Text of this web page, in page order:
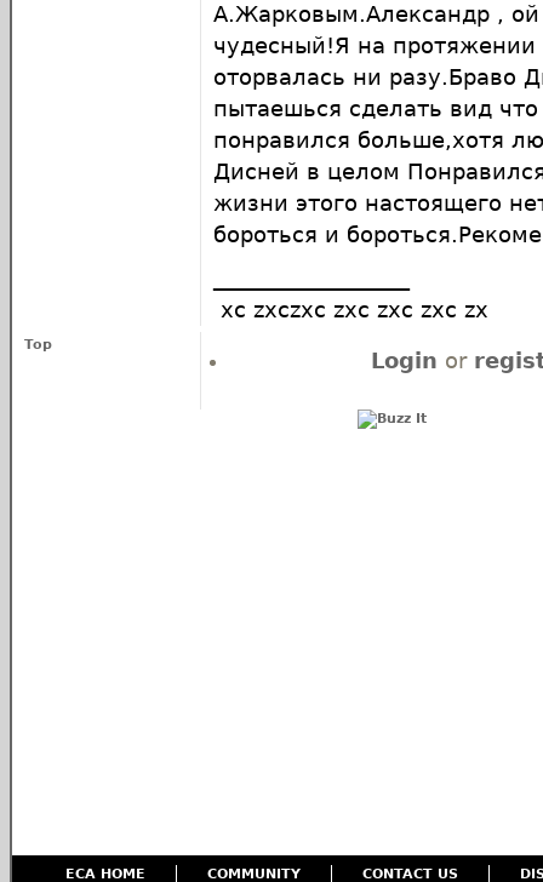
А.Жарковым.Александр ,
чудесный!Я на протяжении
оторвалась ни разу.Браво
пытаешься сделать вид
понравился больше,хотя
Дисней в целом
жизни этого настоящего
бороться и
xc zxczxc zxc zxc zxc zx
Top
Login or
ECA HOME COMMUNITY CONTACT US